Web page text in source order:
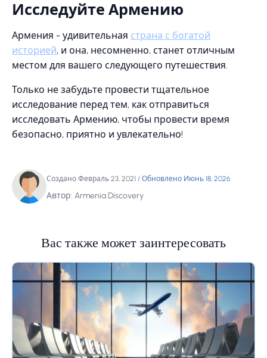
Исследуйте Армению
Армения - удивительная страна с богатой
историей, и она, несомненно, станет отличным
местом для вашего следующего путешествия.
Только не забудьте провести тщательное
исследование перед тем, как отправиться
исследовать Армению, чтобы провести время
безопасно, приятно и увлекательно!
Создано Февраль 23, 2021 / Обновлено Июнь 18, 2026
Автор: Armenia Discovery
Вас также может заинтересовать